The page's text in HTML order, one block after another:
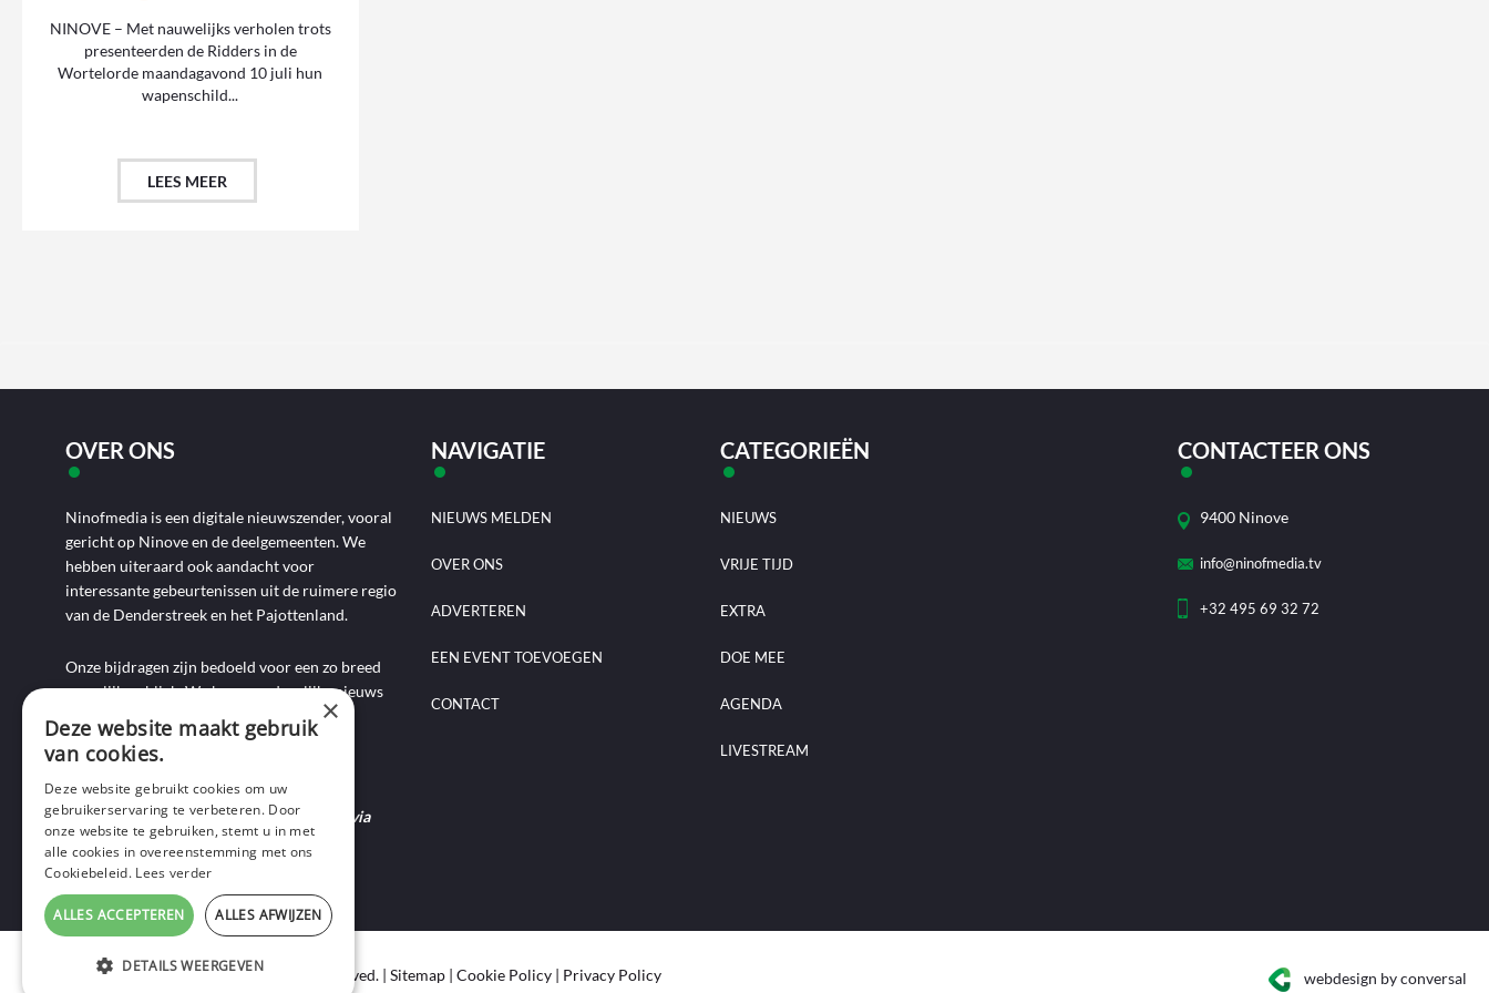
NINOVE – Met nauwelijks verholen trots
presenteerden de Ridders in de
Wortelorde maandagavond 10 juli hun
wapenschild...
LEES MEER
OVER ONS
Ninofmedia is een digitale nieuwszender, vooral
gericht op Ninove en de deelgemeenten. We
hebben uiteraard ook aandacht voor
interessante gebeurtenissen uit de ruimere regio
van de Denderstreek en het Pajottenland.
Onze bijdragen zijn bedoeld voor een zo breed
mogelijk publiek. We brengen dagelijks nieuws
aan de hand van artikels, foto-, audio- en
videoverslagen, interviews, reportages en
commentaarstukken.
Heb je nieuws te melden? Contacteer ons via
mail of bel ons op 0495-69 32 72.
NAVIGATIE
NIEUWS MELDEN
OVER ONS
ADVERTEREN
EEN EVENT TOEVOEGEN
CONTACT
CATEGORIEËN
NIEUWS
VRIJE TIJD
EXTRA
DOE MEE
AGENDA
LIVESTREAM
CONTACTEER ONS
9400 Ninove
info@ninofmedia.tv
+32 495 69 32 72
Copyright © 2020 Ninof Media. All Rights Reserved. | Sitemap | Cookie Policy | Privacy Policy webdesign by conversal
×
Deze website maakt gebruik
van cookies.
Deze website gebruikt cookies om uw
gebruikerservaring te verbeteren. Door
onze website te gebruiken, stemt u in met
alle cookies in overeenstemming met ons
Cookiebeleid. Lees verder
ALLES ACCEPTEREN ALLES AFWIJZEN
DETAILS WEERGEVEN